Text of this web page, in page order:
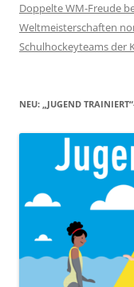
Doppelte WM-Freude
Weltmeisterschaften
Schulhockeyteams der
NEU: „JUGEND